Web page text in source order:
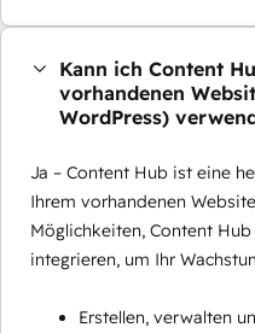
Kann ich Content
vorhandenen
WordPress)
Ja – Content Hub ist eine
Ihrem vorhandenen
Möglichkeiten, Content
integrieren, um Ihr
Erstellen, verwalten